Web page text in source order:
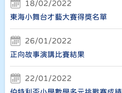
18/02/2022
東海小舞台才藝大賽得獎名單
26/01/2022
正向故事演講比賽結果
22/01/2022